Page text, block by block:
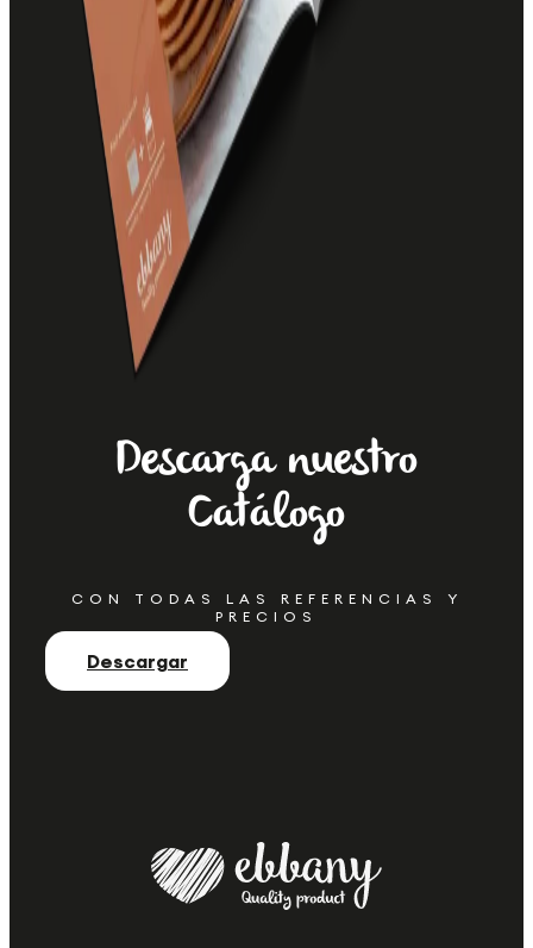
Descarga nuestro
Catálogo
CON TODAS LAS REFERENCIAS Y
PRECIOS
Descargar